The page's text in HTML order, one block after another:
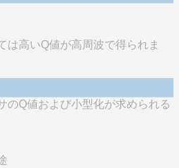
は高いQ値が高周波で得られま
のQ値および小型化が求められる